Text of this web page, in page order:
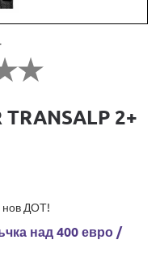
2+
нов ДОТ!
над 400 евро /